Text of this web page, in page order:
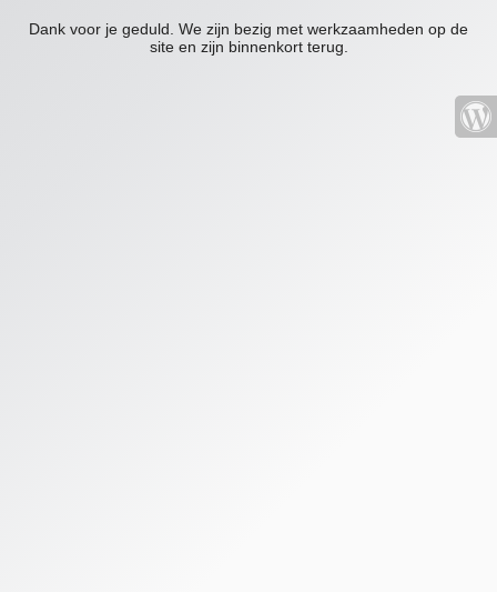
Dank voor je geduld. We zijn bezig met werkzaamheden op de
site en zijn binnenkort terug.